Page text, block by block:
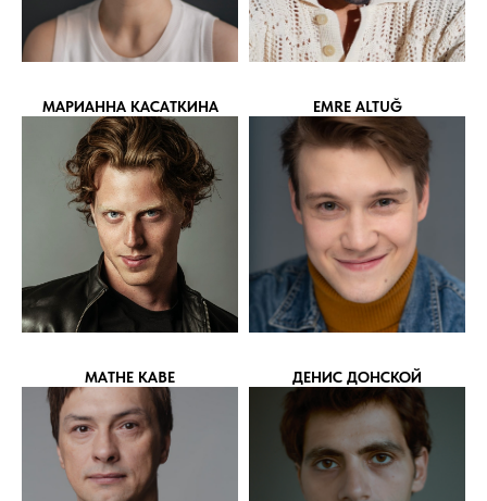
МАРИАННА КАСАТКИНА EMRE ALTUĞ
MATHE KABE ДЕНИС ДОНСКОЙ